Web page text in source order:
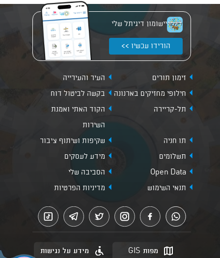
יישומון דיגיתל שלי
הורידו עכשיו >>
זימון תורים
העיר והעירייה
חילופי מחזיקים בארנונה
בקשה לביטול דוח
תל-קריירה
הקוד האתי ואמנת
השירות
תו חניה
שקיפות ושיתוף ציבור
תשלומים
מידע לעסקים
Open Data
הסביבה שלי
תנאי השימוש
מדיניות הפרטיות
מפות GIS מידע על נגישות